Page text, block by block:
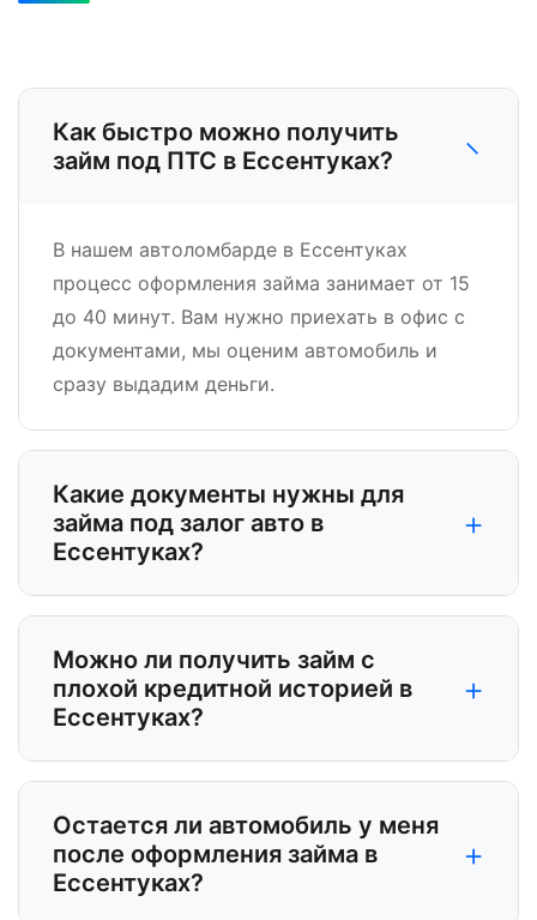
Как быстро можно получить
займ под ПТС в Ессентуках?
−
В нашем автоломбарде в Ессентуках
процесс оформления займа занимает от 15
до 40 минут. Вам нужно приехать в офис с
документами, мы оценим автомобиль и
сразу выдадим деньги.
Какие документы нужны для
займа под залог авто в
Ессентуках?
+
Можно ли получить займ с
плохой кредитной историей в
Ессентуках?
+
Остается ли автомобиль у меня
после оформления займа в
Ессентуках?
+